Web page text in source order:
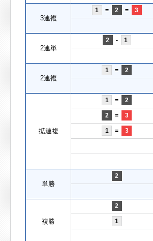
3連複
1 = 2 = 3
2連単
2 - 1
2連複
1 = 2
拡連複
1 = 2
2 = 3
1 = 3
単勝
2
複勝
2
1